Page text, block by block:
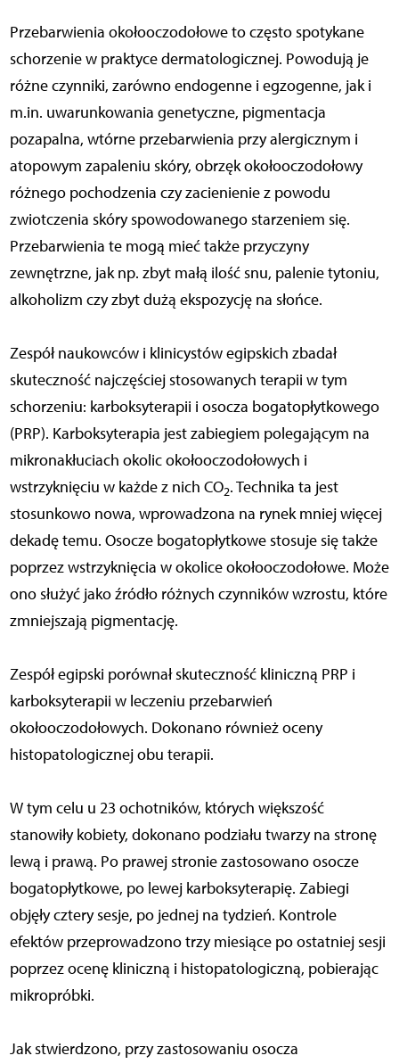
Przebarwienia okołooczodołowe to często spotykane
schorzenie w praktyce dermatologicznej. Powodują je
różne czynniki, zarówno endogenne i egzogenne, jak i
m.in. uwarunkowania genetyczne, pigmentacja
pozapalna, wtórne przebarwienia przy alergicznym i
atopowym zapaleniu skóry, obrzęk okołooczodołowy
różnego pochodzenia czy zacienienie z powodu
zwiotczenia skóry spowodowanego starzeniem się.
Przebarwienia te mogą mieć także przyczyny
zewnętrzne, jak np. zbyt małą ilość snu, palenie tytoniu,
alkoholizm czy zbyt dużą ekspozycję na słońce.
Zespół naukowców i klinicystów egipskich zbadał
skuteczność najczęściej stosowanych terapii w tym
schorzeniu: karboksyterapii i osocza bogatopłytkowego
(PRP). Karboksyterapia jest zabiegiem polegającym na
mikronakłuciach okolic okołooczodołowych i
wstrzyknięciu w każde z nich CO2. Technika ta jest
stosunkowo nowa, wprowadzona na rynek mniej więcej
dekadę temu. Osocze bogatopłytkowe stosuje się także
poprzez wstrzyknięcia w okolice okołooczodołowe. Może
ono służyć jako źródło różnych czynników wzrostu, które
zmniejszają pigmentację.
Zespół egipski porównał skuteczność kliniczną PRP i
karboksyterapii w leczeniu przebarwień
okołooczodołowych. Dokonano również oceny
histopatologicznej obu terapii.
W tym celu u 23 ochotników, których większość
stanowiły kobiety, dokonano podziału twarzy na stronę
lewą i prawą. Po prawej stronie zastosowano osocze
bogatopłytkowe, po lewej karboksyterapię. Zabiegi
objęły cztery sesje, po jednej na tydzień. Kontrole
efektów przeprowadzono trzy miesiące po ostatniej sesji
poprzez ocenę kliniczną i histopatologiczną, pobierając
mikropróbki.
Jak stwierdzono, przy zastosowaniu osocza